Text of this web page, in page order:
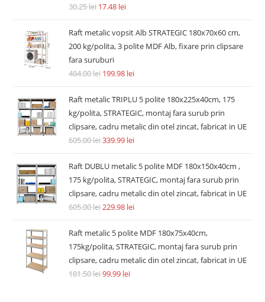
30.25lei 17.48 lei
Raft metalic vopsit Alb STRATEGIC 180x70x60 cm,
200 kg/polita, 3 polite MDF Alb, fixare prin clipsare
fara suruburi
484.00lei 199.98 lei
Raft metalic TRIPLU 5 polite 180x225x40cm, 175
kg/polita, STRATEGIC, montaj fara surub prin
clipsare, cadru metalic din otel zincat, fabricat in UE
605.00lei339.99 lei
Raft DUBLU metalic 5 polite MDF 180x150x40cm ,
175 kg/polita, STRATEGIC, montaj fara surub prin
clipsare, cadru metalic din otel zincat, fabricat in UE
605.00lei229.98 lei
Raft metalic 5 polite MDF 180x75x40cm,
175kg/polita, STRATEGIC, montaj fara surub prin
clipsare, cadru metalic din otel zincat, fabricat in UE
181.50lei99.99 lei